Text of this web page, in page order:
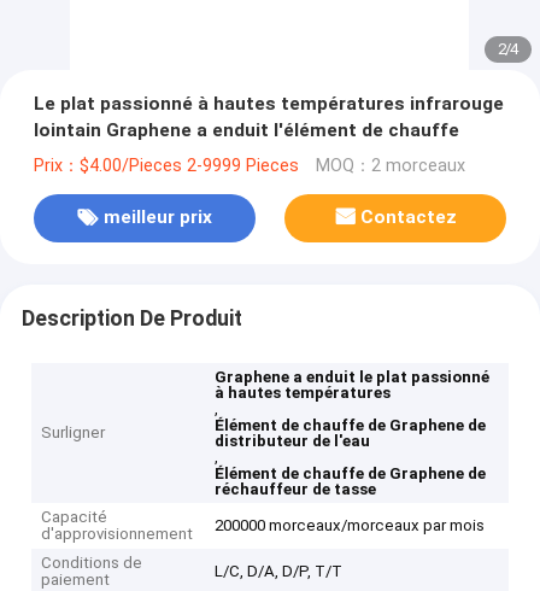
2/4
Le plat passionné à hautes températures infrarouge
lointain Graphene a enduit l'élément de chauffe
Prix：$4.00/Pieces 2-9999 Pieces MOQ：2 morceaux
meilleur prix Contactez
Description De Produit
Surligner
Graphene a enduit le plat passionné
à hautes températures
,
Élément de chauffe de Graphene de
distributeur de l'eau
,
Élément de chauffe de Graphene de
réchauffeur de tasse
Capacité
d'approvisionnement
200000 morceaux/morceaux par mois
Conditions de
paiement
L/C, D/A, D/P, T/T